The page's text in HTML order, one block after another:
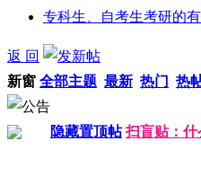
专科生、自考生考研的
返 回
新窗 全部主题 最新 热门 热
隐藏置顶帖 扫盲贴：什